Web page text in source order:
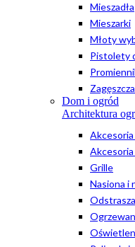
Mieszadła
Mieszarki
Młoty
Pistolety
Dom i ogród
Architektura
Akcesoria
Grille
Nasiona i